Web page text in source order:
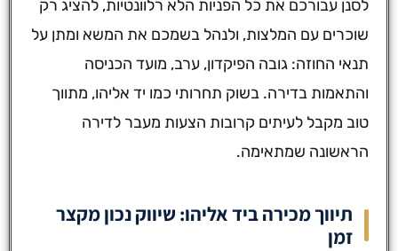
לסנן עבורכם את כל הפניות הלא רלוונטיות, להציג רק
שוכרים עם המלצות, ולנהל בשמכם את המשא ומתן על
תנאי החוזה: גובה הפיקדון, ערב, מועד הכניסה
והתאמות בדירה. בשוק תחרותי כמו יד אליהו, מתווך
טוב מקבל לעיתים קרובות הצעות מעבר לדירה
הראשונה שמתאימה.
תיווך מכירה ביד אליהו: שיווק נכון מקצר
זמן